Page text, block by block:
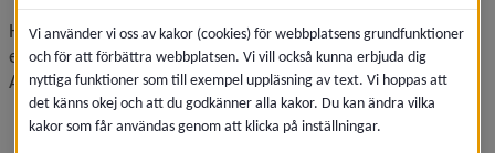
Här kan du ansöka om lantmäteriförrättning via e-tjänst
eller komplettera påbörjade lantmäteriförrättningar.
Att tänka på när du ansöker:
En lantmäteriförrättning kan endast påbörjas om
Vi använder vi oss av kakor (cookies) för webbplatsens grundfunktioner
och för att förbättra webbplatsen. Vi vill också kunna erbjuda dig
nyttiga funktioner som till exempel uppläsning av text. Vi hoppas att
det känns okej och att du godkänner alla kakor. Du kan ändra vilka
kakor som får användas genom att klicka på inställningar.